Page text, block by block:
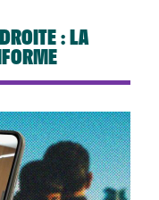
: LA